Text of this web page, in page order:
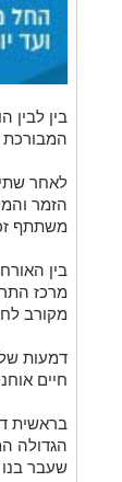
בין לבין
המבורכת
לאחר
הזמר
משתתף
בין
מרכז
מקורב
דמעות
חיים
בראשית
הגדולה
שעבר בנו